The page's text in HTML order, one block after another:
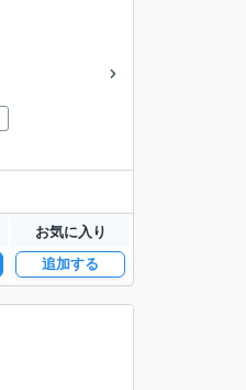
お気に入り
追加する